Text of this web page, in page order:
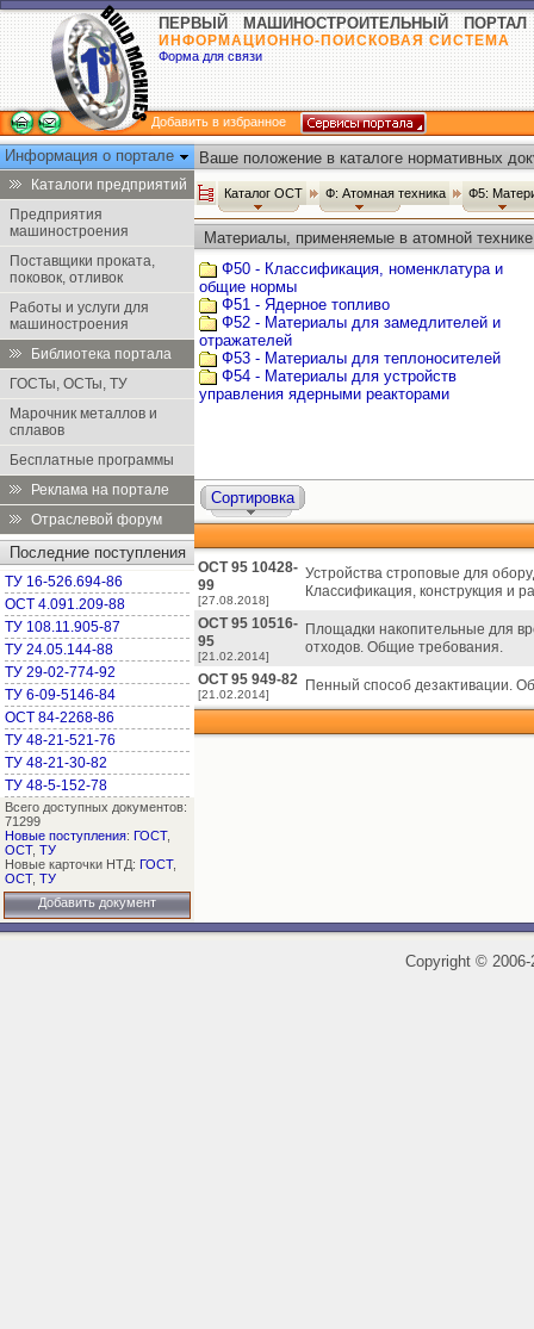
ПЕРВЫЙ МАШИНОСТРОИТЕЛЬНЫЙ ПОРТАЛ
ИНФОРМАЦИОННО-ПОИСКОВАЯ СИСТЕМА
Форма для связи
Добавить в избранное
Информация о портале
Каталоги предприятий
Предприятия
машиностроения
Поставщики проката,
поковок, отливок
Работы и услуги для
машиностроения
Библиотека портала
ГОСТы, ОСТы, ТУ
Марочник металлов и
сплавов
Бесплатные программы
Реклама на портале
Отраслевой форум
Последние поступления
ТУ 16-526.694-86
ОСТ 4.091.209-88
ТУ 108.11.905-87
ТУ 24.05.144-88
ТУ 29-02-774-92
ТУ 6-09-5146-84
ОСТ 84-2268-86
ТУ 48-21-521-76
ТУ 48-21-30-82
ТУ 48-5-152-78
Всего доступных документов:
71299
Новые поступления: ГОСТ,
ОСТ, ТУ
Новые карточки НТД: ГОСТ,
ОСТ, ТУ
Добавить документ
Ваше положение в каталоге нормативных
Каталог ОСТ Ф: Атомная техника Ф5:
Материалы, применяемые в атомной
Ф50 - Классификация, номенклатура и
общие нормы
Ф51 - Ядерное топливо
Ф52 - Материалы для замедлителей и
отражателей
Ф53 - Материалы для теплоносителей
Ф54 - Материалы для устройств
управления ядерными реакторами
Сортировка
ОСТ 95 10428-
99
[27.08.2018]
Устройства строповые для
Классификация, конструкция и
ОСТ 95 10516-
95
[21.02.2014]
Площадки накопительные для
отходов. Общие требования.
ОСТ 95 949-82
[21.02.2014]
Пенный способ дезактивации.
Copyright ©